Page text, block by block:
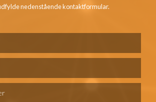
nedenstående kontaktformular.